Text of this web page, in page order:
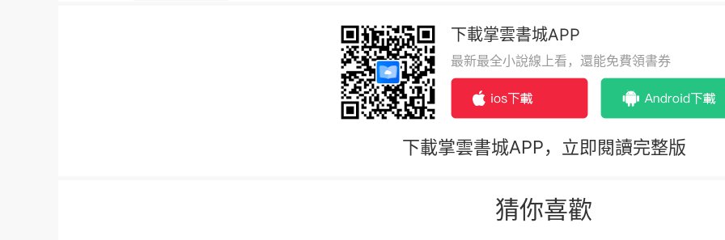
下載掌雲書城APP
最新最全小說線上看，還能免費領書券
下載掌雲書城APP，立即閱讀完整版
猜你喜歡